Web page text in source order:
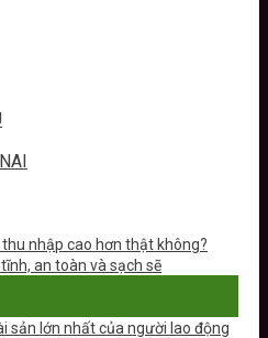
nhập cao hơn thật không?
an toàn và sạch sẽ
sản lớn nhất của người lao động